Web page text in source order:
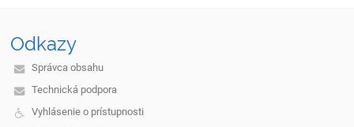
Odkazy
Správca obsahu
Technická podpora
Vyhlásenie o prístupnosti